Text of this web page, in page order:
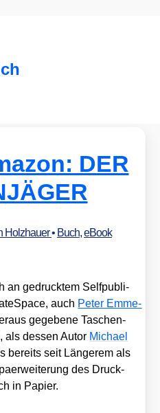
DER
Holzhauer• Buch,eBook
an gedruck­tem Self­pu­bli­
auch Peter Emme­
gege­be­ne Taschen­
als des­sen Autor Micha­el
bereits seit Län­ge­rem als
des Druck­
in Papier.